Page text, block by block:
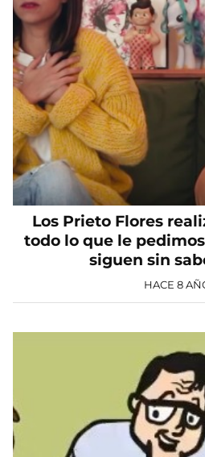
Los Prieto Flores
todo lo que le
siguen sin
HACE 8